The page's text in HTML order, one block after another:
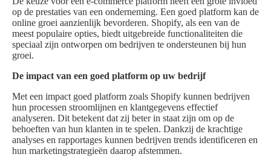
op de prestaties van een onderneming. Een goed platform kan de
online groei aanzienlijk bevorderen. Shopify, als een van de
meest populaire opties, biedt uitgebreide functionaliteiten die
speciaal zijn ontworpen om bedrijven te ondersteunen bij hun
groei.
De impact van een goed platform op uw bedrijf
Met een impact goed platform zoals Shopify kunnen bedrijven
hun processen stroomlijnen en klantgegevens effectief
analyseren. Dit betekent dat zij beter in staat zijn om op de
behoeften van hun klanten in te spelen. Dankzij de krachtige
analyses en rapportages kunnen bedrijven trends identificeren en
hun marketingstrategieën daarop afstemmen.